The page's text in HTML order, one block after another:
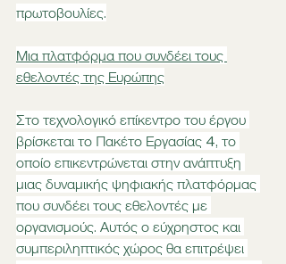
πρωτοβουλίες.
Μια πλατφόρμα που συνδέει τους
εθελοντές της Ευρώπης
Στο τεχνολογικό επίκεντρο του έργου
βρίσκεται το Πακέτο Εργασίας 4, το
οποίο επικεντρώνεται στην ανάπτυξη
μιας δυναμικής ψηφιακής πλατφόρμας
που συνδέει τους εθελοντές με
οργανισμούς. Αυτός ο εύχρηστος και
συμπεριληπτικός χώρος θα επιτρέψει